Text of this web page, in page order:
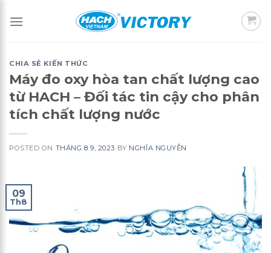
CHIA SẺ KIẾN THỨC
Máy đo oxy hòa tan chất lượng cao
từ HACH – Đối tác tin cậy cho phân
tích chất lượng nước
POSTED ON THÁNG 8 9, 2023 BY NGHĨA NGUYỄN
09
Th8